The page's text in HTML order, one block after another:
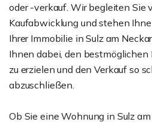
oder -verkauf. Wir begleiten Sie
Kaufabwicklung und stehen
Ihrer Immobilie in Sulz am
Ihnen dabei, den bestmöglichen
zu erzielen und den Verkauf so
abzuschließen.
Ob Sie eine Wohnung in Sulz